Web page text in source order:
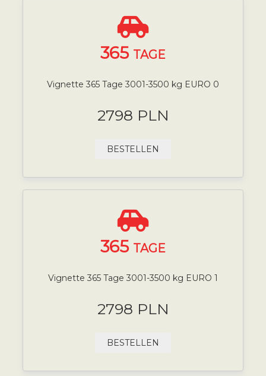
365 TAGE
Vignette 365 Tage 3001-3500 kg EURO 0
2798 PLN
BESTELLEN
365 TAGE
Vignette 365 Tage 3001-3500 kg EURO 1
2798 PLN
BESTELLEN